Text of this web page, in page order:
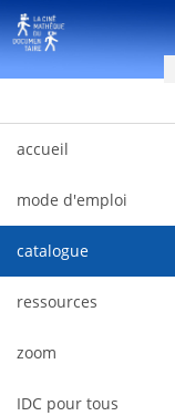
Zum Inhalt wechseln
accueil
mode d'emploi
catalogue
ressources
zoom
IDC pour tous